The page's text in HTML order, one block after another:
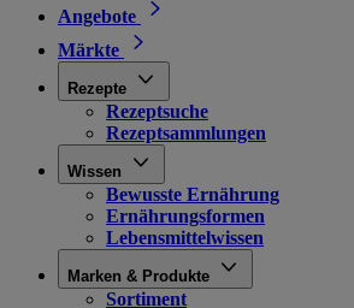
Angebote
Märkte
Rezepte
Rezeptsuche
Rezeptsammlungen
Wissen
Bewusste Ernährung
Ernährungsformen
Lebensmittelwissen
Marken & Produkte
Sortiment